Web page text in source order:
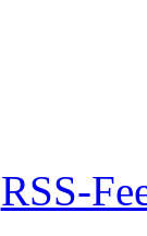
RSS-